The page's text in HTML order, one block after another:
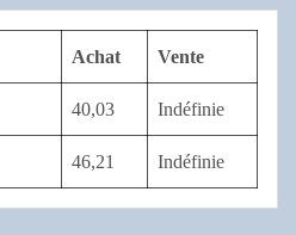
Achat Vente
40,03 Indéfinie
46,21 Indéfinie